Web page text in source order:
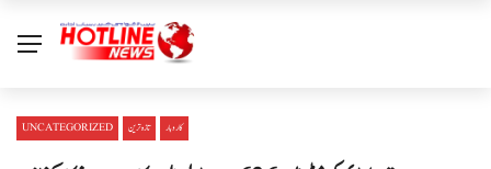
UNCATEGORIZED تازہ ترین کاروبار